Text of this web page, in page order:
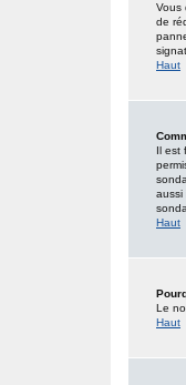
Vous
de
Haut
Il est
aussi
Haut
Le
Haut